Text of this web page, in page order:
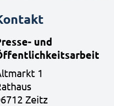
und
1
Zeitz